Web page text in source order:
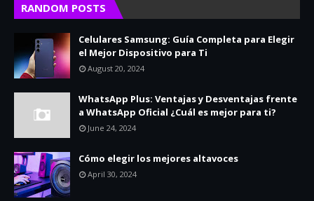
RANDOM POSTS
Celulares Samsung: Guía Completa para Elegir
el Mejor Dispositivo para Ti
August 20, 2024
WhatsApp Plus: Ventajas y Desventajas frente
a WhatsApp Oficial ¿Cuál es mejor para ti?
June 24, 2024
Cómo elegir los mejores altavoces
April 30, 2024